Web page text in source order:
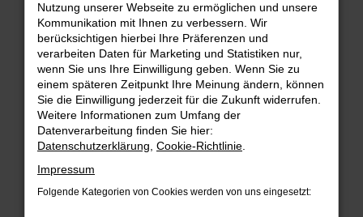
Fehler: Network Error
Beim Laden ist ein Fehler aufgetreten.
Hier sind ein paar Tipps, die dir helfen können:
Überprüfe deine Firewall und deine
Internetverbindung.
Laden andere Webseiten, zum Beispiel deine
Suchmaschine?
Prüfe deine Browsererweiterungen.
Nutzung unserer Webseite zu ermöglichen und unsere
Kommunikation mit Ihnen zu verbessern. Wir
berücksichtigen hierbei Ihre Präferenzen und
verarbeiten Daten für Marketing und Statistiken nur,
wenn Sie uns Ihre Einwilligung geben. Wenn Sie zu
einem späteren Zeitpunkt Ihre Meinung ändern, können
Sie die Einwilligung jederzeit für die Zukunft widerrufen.
Weitere Informationen zum Umfang der
Datenverarbeitung finden Sie hier:
Datenschutzerklärung Cookie-Richtlinie
Impressum
Folgende Kategorien von Cookies werden von uns eingesetzt: